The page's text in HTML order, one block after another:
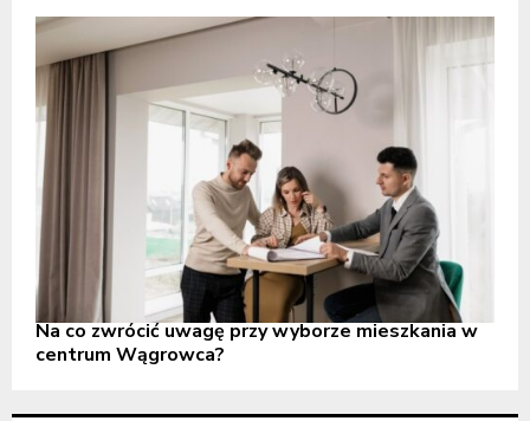
Na co zwrócić uwagę przy wyborze mieszkania w
centrum Wągrowca?